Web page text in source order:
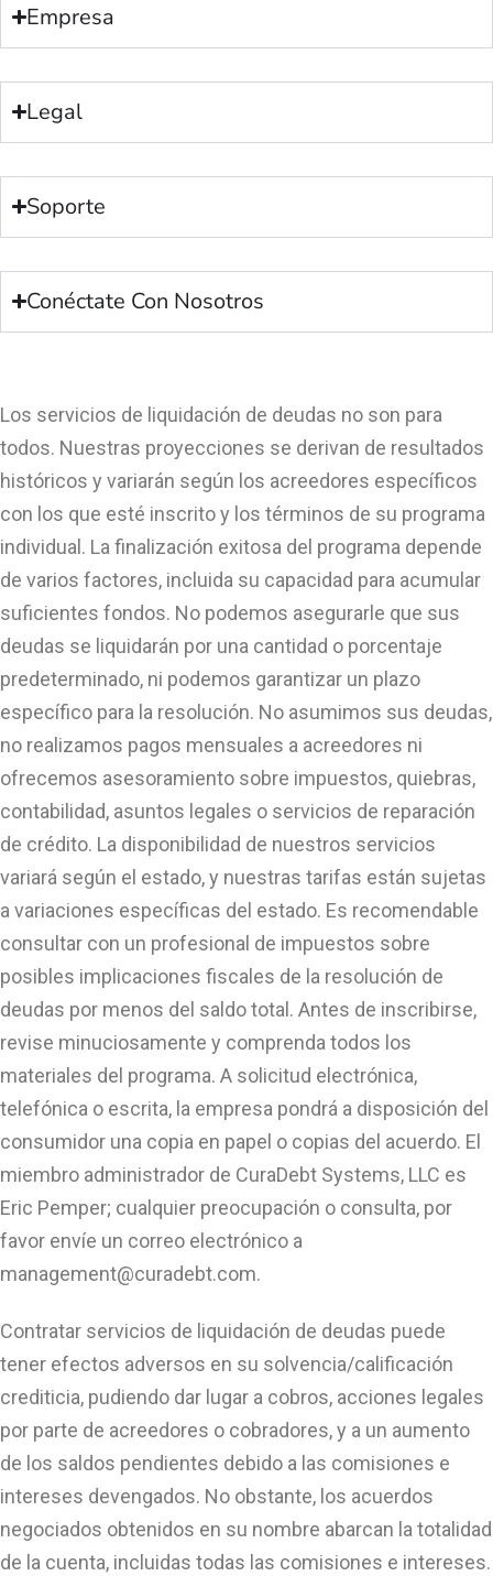
Empresa
Legal
Soporte
Conéctate Con Nosotros
Los servicios de liquidación de deudas no son para
todos. Nuestras proyecciones se derivan de resultados
históricos y variarán según los acreedores específicos
con los que esté inscrito y los términos de su programa
individual. La finalización exitosa del programa depende
de varios factores, incluida su capacidad para acumular
suficientes fondos. No podemos asegurarle que sus
deudas se liquidarán por una cantidad o porcentaje
predeterminado, ni podemos garantizar un plazo
específico para la resolución. No asumimos sus deudas,
no realizamos pagos mensuales a acreedores ni
ofrecemos asesoramiento sobre impuestos, quiebras,
contabilidad, asuntos legales o servicios de reparación
de crédito. La disponibilidad de nuestros servicios
variará según el estado, y nuestras tarifas están sujetas
a variaciones específicas del estado. Es recomendable
consultar con un profesional de impuestos sobre
posibles implicaciones fiscales de la resolución de
deudas por menos del saldo total. Antes de inscribirse,
revise minuciosamente y comprenda todos los
materiales del programa. A solicitud electrónica,
telefónica o escrita, la empresa pondrá a disposición del
consumidor una copia en papel o copias del acuerdo. El
miembro administrador de CuraDebt Systems, LLC es
Eric Pemper; cualquier preocupación o consulta, por
favor envíe un correo electrónico a
management@curadebt.com.
Contratar servicios de liquidación de deudas puede
tener efectos adversos en su solvencia/calificación
crediticia, pudiendo dar lugar a cobros, acciones legales
por parte de acreedores o cobradores, y a un aumento
de los saldos pendientes debido a las comisiones e
intereses devengados. No obstante, los acuerdos
negociados obtenidos en su nombre abarcan la totalidad
de la cuenta, incluidas todas las comisiones e intereses.